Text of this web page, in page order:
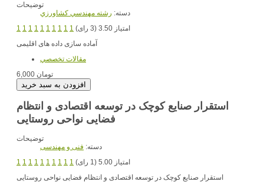
توضیحات
دسته: رشته مهندسي کشاورزي
1 1 1 1 1 1 1 1 1 1
امتیاز 3.50 (3 رای)
آماده سازی داده های اقلیمی
مقالات تخصصي
6,000 تومان
استقرار صنایع کوچک در توسعه اقتصادی و انتظام
فضایی نواحی روستایی
توضیحات
دسته: فنی و مهندسی
1 1 1 1 1 1 1 1 1 1
امتیاز 5.00 (1 رای)
استقرار صنایع کوچک در توسعه اقتصادی و انتظام فضایی نواحی روستایی